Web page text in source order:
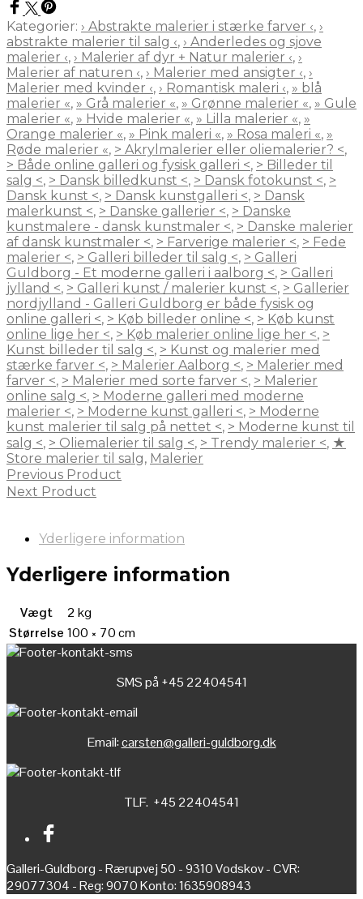
Kategorier: › Abstrakte malerier i stærke farver ‹, ›
abstrakte malerier til salg ‹, › Anderledes og sjove
malerier ‹, › Malerier af dyr + Natur malerier ‹, ›
Malerier af naturen ‹, › Malerier med ansigter ‹, ›
Malerier med kvinder ‹, › Romantisk maleri ‹, » blå
malerier «, » Grå malerier «, » Grønne malerier «, » Gule
malerier «, » Hvide malerier «, » Lilla malerier «, »
Orange malerier «, » Pink maleri «, » Rosa maleri «, »
Røde malerier «, > Akrylmalerier eller oliemalerier? <,
> Både online galleri og fysisk galleri <, > Billeder til
salg <, > Dansk billedkunst <, > Dansk fotokunst <, >
Dansk kunst <, > Dansk kunstgalleri <, > Dansk
malerkunst <, > Danske gallerier <, > Danske
kunstmalere - dansk kunstmaler <, > Danske malerier
af dansk kunstmaler <, > Farverige malerier <, > Fede
malerier <, > Galleri billeder til salg <, > Galleri
Guldborg - Et moderne galleri i aalborg <, > Galleri
jylland <, > Galleri kunst / malerier kunst <, > Gallerier
nordjylland - Galleri Guldborg er både fysisk og
online galleri <, > Køb billeder online <, > Køb kunst
online lige her <, > Køb malerier online lige her <, >
Kunst billeder til salg <, > Kunst og malerier med
stærke farver <, > Malerier Aalborg <, > Malerier med
farver <, > Malerier med sorte farver <, > Malerier
online salg <, > Moderne galleri med moderne
malerier <, > Moderne kunst galleri <, > Moderne
kunst malerier til salg på nettet <, > Moderne kunst til
salg <, > Oliemalerier til salg <, > Trendy malerier <, ★
Store malerier til salg, Malerier
Previous Product
Next Product
Yderligere information
Yderligere information
Vægt
2 kg
Størrelse 100 × 70 cm
SMS på +45 22404541
Email:carsten@galleri-guldborg.dk
TLF. +45 22404541
Galleri-Guldborg - Rærupvej 50 - 9310 Vodskov - CVR:
29077304 - Reg: 9070 Konto: 1635908943